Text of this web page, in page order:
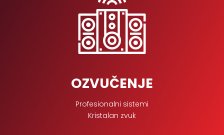
OZVUČENJE
Profesionalni sistemi
Kristalan zvuk